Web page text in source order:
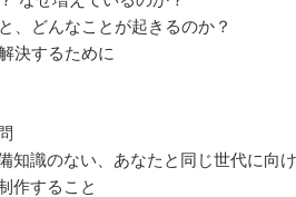
、どんなことが起きるのか？
決するために
知識のない、あなたと同じ世代に向
作すること